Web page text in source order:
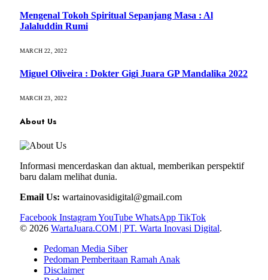
Mengenal Tokoh Spiritual Sepanjang Masa : Al
Jalaluddin Rumi
MARCH 22, 2022
Miguel Oliveira : Dokter Gigi Juara GP Mandalika 2022
MARCH 23, 2022
About Us
Informasi mencerdaskan dan aktual, memberikan perspektif
baru dalam melihat dunia.
Email Us: wartainovasidigital@gmail.com
Facebook InstagramYouTube WhatsApp TikTok
© 2026 WartaJuara.COM | PT. Warta Inovasi Digital.
Pedoman Media Siber
Pedoman Pemberitaan Ramah Anak
Disclaimer